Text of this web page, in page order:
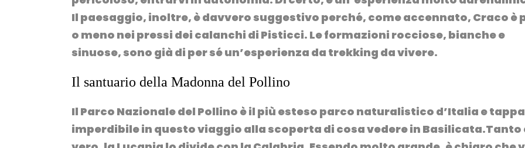
Il paesaggio, inoltre, è davvero suggestivo perché, come accennato, Craco è
o meno nei pressi dei calanchi di Pisticci. Le formazioni rocciose, bianche e
sinuose, sono già di per sé un’esperienza da trekking da vivere.
Il santuario della Madonna del Pollino
Il Parco Nazionale del Pollino è il più esteso parco naturalistico d’Italia e tappa
imperdibile in questo viaggio alla scoperta di cosa vedere in Basilicata.Tanto